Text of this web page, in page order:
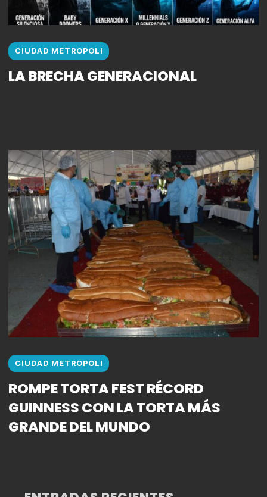
CIUDAD METROPOLI
LA BRECHA GENERACIONAL
CIUDAD METROPOLI
ROMPE TORTA FEST RÉCORD
GUINNESS CON LA TORTA MÁS
GRANDE DEL MUNDO